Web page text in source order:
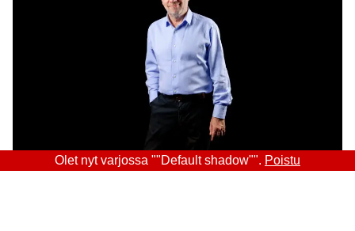
Olet nyt varjossa ""Default shadow"". Poistu